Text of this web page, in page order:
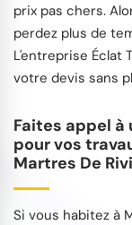
prix pas chers.
perdez plus de
L'entreprise Éclat
votre devis sans
Faites appel
pour vos
Martres De
Si vous habitez à